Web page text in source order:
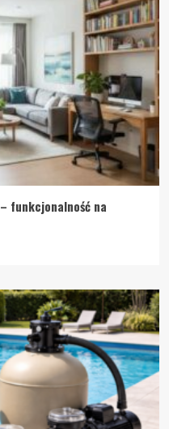
funkcjonalność na